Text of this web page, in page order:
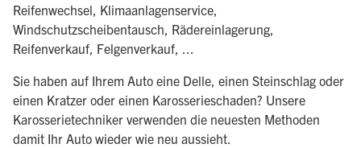
Reifenwechsel, Klimaanlagenservice,
Windschutzscheibentausch, Rädereinlagerung,
Reifenverkauf, Felgenverkauf, ...
Sie haben auf Ihrem Auto eine Delle, einen Steinschlag oder
einen Kratzer oder einen Karosserieschaden? Unsere
Karosserietechniker verwenden die neuesten Methoden
damit Ihr Auto wieder wie neu aussieht.